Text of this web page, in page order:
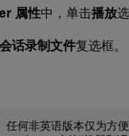
属性中，单击播放
话录制文件复选框。
任何非英语版本仅为方